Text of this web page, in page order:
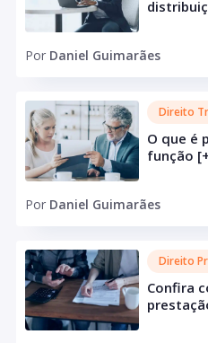
Por Daniel Guimarães
Direito
O que é
função
Por Daniel Guimarães
Direito
Confira